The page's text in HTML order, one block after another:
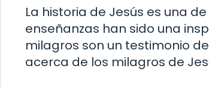
La historia de Jesús es una
enseñanzas han sido una
milagros son un testimonio
acerca de los milagros de